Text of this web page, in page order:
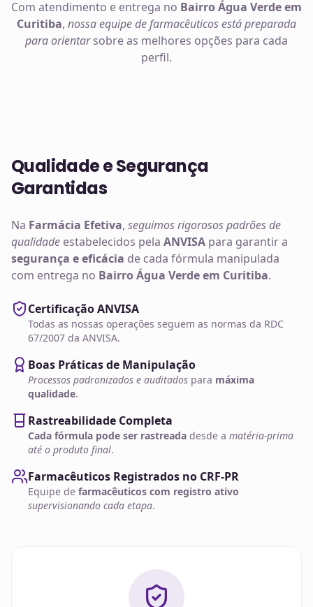
Com atendimento e entrega no Bairro Água Verde em
Curitiba, nossa equipe de farmacêuticos está preparada
para orientarsobre as melhores opções para cada
perfil.
Qualidade e Segurança
Garantidas
Na Farmácia Efetiva, seguimos rigorosos padrões de
qualidade estabelecidos pela ANVISA para garantir a
segurança e eficácia de cada fórmula manipulada
com entrega no Bairro Água Verde em Curitiba.
Certificação ANVISA
Todas as nossas operações seguem as normas da RDC
67/2007 da ANVISA.
Boas Práticas de Manipulação
Processos padronizados e auditados para máxima
qualidade.
Rastreabilidade Completa
Cada fórmula pode ser rastreada desde a matéria-prima
até o produto final.
Farmacêuticos Registrados no CRF-PR
Equipe de farmacêuticos com registro ativo
supervisionando cada etapa.